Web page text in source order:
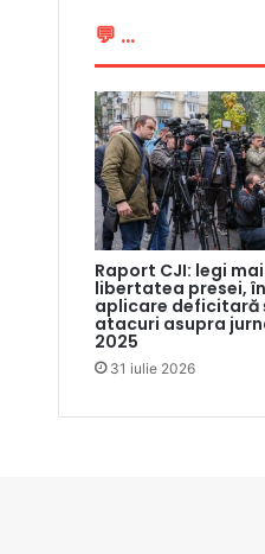
💬 ...
Raport CJI: legi
libertatea presei,
aplicare deficitară
atacuri asupra
2025
31 iulie 2026